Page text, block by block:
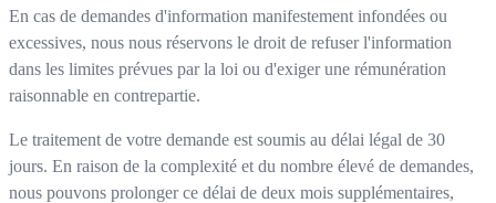
En cas de demandes d'information manifestement infondées ou
excessives, nous nous réservons le droit de refuser l'information
dans les limites prévues par la loi ou d'exiger une rémunération
raisonnable en contrepartie.
Le traitement de votre demande est soumis au délai légal de 30
jours. En raison de la complexité et du nombre élevé de demandes,
nous pouvons prolonger ce délai de deux mois supplémentaires,